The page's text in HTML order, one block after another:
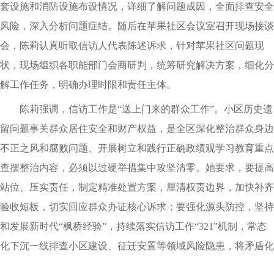
套设施和消防设施布设情况，详细了解问题成因，全面排查安全
风险，深入分析问题症结。随后在苹果社区会议室召开现场接谈
会，陈莉认真听取信访人代表陈述诉求，针对苹果社区问题现
状，现场组织各职能部门会商研判，统筹研究解决方案，细化分
解工作任务，明确办理时限和责任主体。
陈莉强调，信访工作是“送上门来的群众工作”。小区历史遗
留问题事关群众居住安全和财产权益，是全区深化整治群众身边
不正之风和腐败问题、开展树立和践行正确政绩观学习教育重点
查摆整治内容，必须以过硬举措集中攻坚清零。她要求，要提高
站位、压实责任，制定精准处置方案，厘清权责边界，加快补齐
验收短板，切实回应群众办证核心诉求；要强化源头防控，坚持
和发展新时代“枫桥经验”，持续落实信访工作“321”机制，常态
化下沉一线排查小区建设、征迁安置等领域风险隐患，将矛盾化